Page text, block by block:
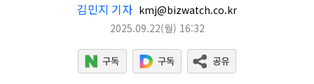
김민지 기자 kmj@bizwatch.co.kr
2025.09.22(월) 16:32